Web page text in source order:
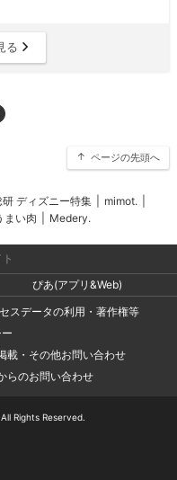
る
ページの先頭へ
研 ディズニー特集 mimot.
まい肉 Medery.
ぴあ(アプリ&Web)
スデータの利用・著作権等
載・その他お問い合わせ
らのお問い合わせ
Rights Reserved.